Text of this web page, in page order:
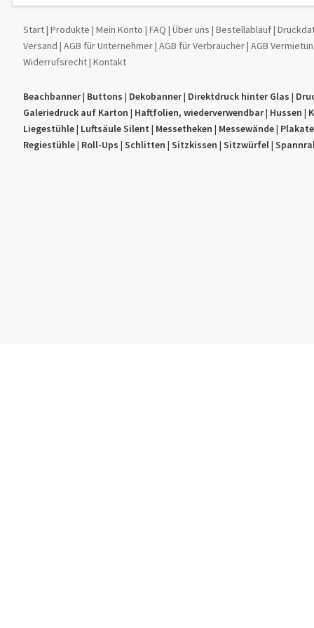
Start| Produkte | Mein Konto | FAQ | Über uns | Bestellablauf|
Versand | AGB für Unternehmer| AGB für Verbraucher| AGB
Widerrufsrecht| Kontakt
Beachbanner| Buttons | Dekobanner| Direktdruck hinter Glas |
Galeriedruck auf Karton | Haftfolien, wiederverwendbar| Hussen |
Liegestühle| Luftsäule Silent | Messetheken | Messewände|
Regiestühle| Roll-Ups | Schlitten | Sitzkissen | Sitzwürfel|